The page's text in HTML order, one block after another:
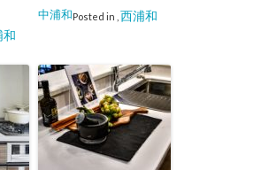
和
Posted in
中浦和 西浦和